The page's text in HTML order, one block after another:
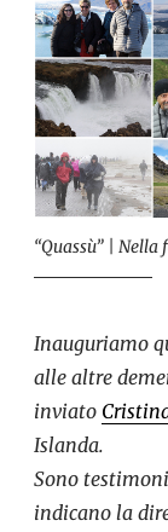
“Quassù” |
Inauguriamo
alle altre
inviato
Islanda.
Sono
indicano la